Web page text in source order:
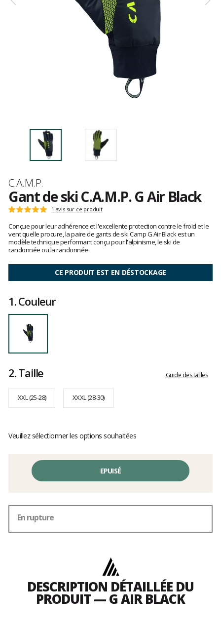
Marque
C.A.M.P.
Gant de ski C.A.M.P. G Air Black
Les
clients
Note
5
sur
5
1 avis sur ce produit
Conçue pour leur adhérence et l'excellente protection contre le froid et le
vent quelle procure, la paire de gants de ski Camp G Air Black est un
modèle technique performant conçu pour l'alpinisme, le ski de
randonnée ou la randonnée.
CE PRODUIT EST EN DÉSTOCKAGE
1.Couleur
2.Taille Guide des tailles
XXL (25-28) XXXL (28-30)
Veuillez sélectionner les options souhaitées
EPUISÉ
En rupture
DESCRIPTION DÉTAILLÉE DU
PRODUIT — G AIR BLACK